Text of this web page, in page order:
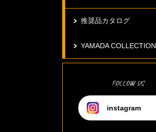
推奨品カタログ
YAMADA COLLECTION
FOLLOW US
instagram